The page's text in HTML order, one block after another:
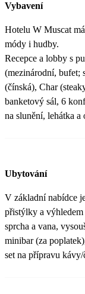
Vybavení
Hotelu W Muscat
módy i hudby.
Recepce a lobby s
(mezinárodní, bufet;
(čínská), Char
banketový sál, 6
na slunění, lehátka a
Ubytování
V základní nabídce
přistýlky a
sprcha a vana,
minibar (za
set na přípravu